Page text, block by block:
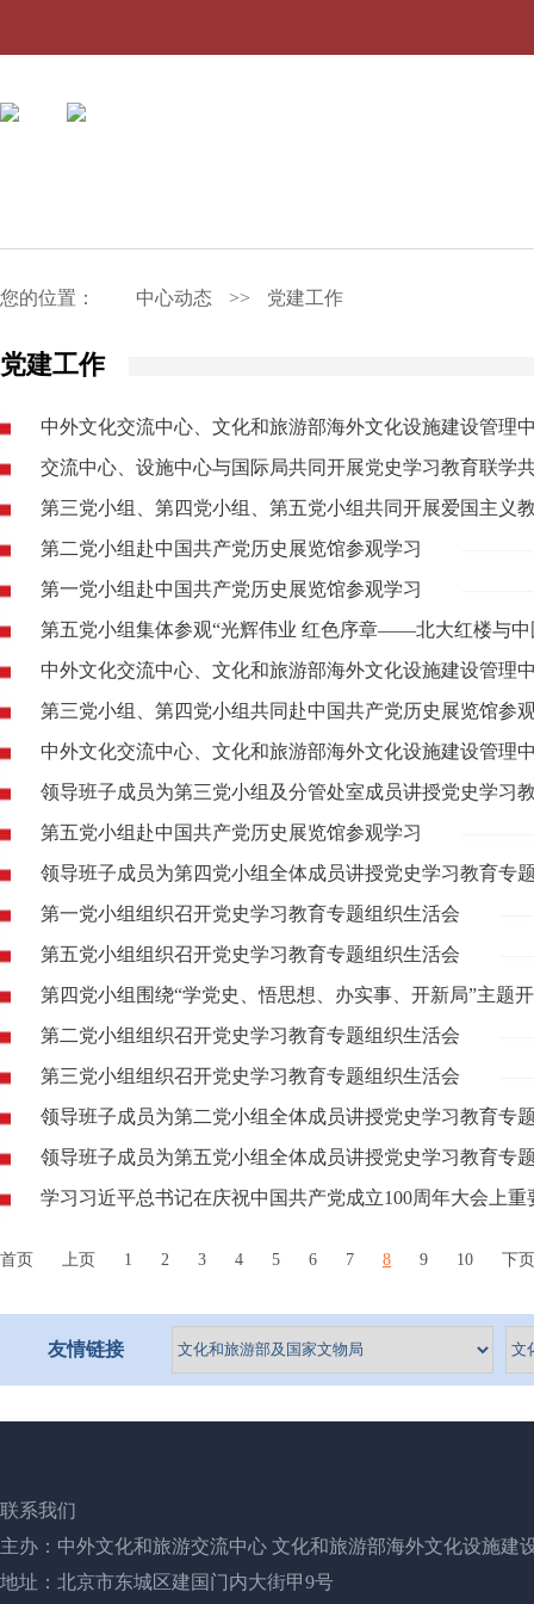
您的位置： 中心动态 >> 党建工作
党建工作
中外文化交流中心、文化和旅游部海外文化设施建设管理
交流中心、设施中心与国际局共同开展党史学习教育联学
第三党小组、第四党小组、第五党小组共同开展爱国主义
第二党小组赴中国共产党历史展览馆参观学习
第一党小组赴中国共产党历史展览馆参观学习
第五党小组集体参观“光辉伟业 红色序章——北大红楼与中
中外文化交流中心、文化和旅游部海外文化设施建设管理
第三党小组、第四党小组共同赴中国共产党历史展览馆参
中外文化交流中心、文化和旅游部海外文化设施建设管理
领导班子成员为第三党小组及分管处室成员讲授党史学习
第五党小组赴中国共产党历史展览馆参观学习
领导班子成员为第四党小组全体成员讲授党史学习教育专
第一党小组组织召开党史学习教育专题组织生活会
第五党小组组织召开党史学习教育专题组织生活会
第四党小组围绕“学党史、悟思想、办实事、开新局”主题
第二党小组组织召开党史学习教育专题组织生活会
第三党小组组织召开党史学习教育专题组织生活会
领导班子成员为第二党小组全体成员讲授党史学习教育
领导班子成员为第五党小组全体成员讲授党史学习教育专
学习习近平总书记在庆祝中国共产党成立100周年大会上重
首页 上页 1 2 3 4 5 6 7 8 9 10 下页
友情链接
联系我们
主办：中外文化和旅游交流中心 文化和旅游部海外文化设施建
地址：北京市东城区建国门内大街甲9号